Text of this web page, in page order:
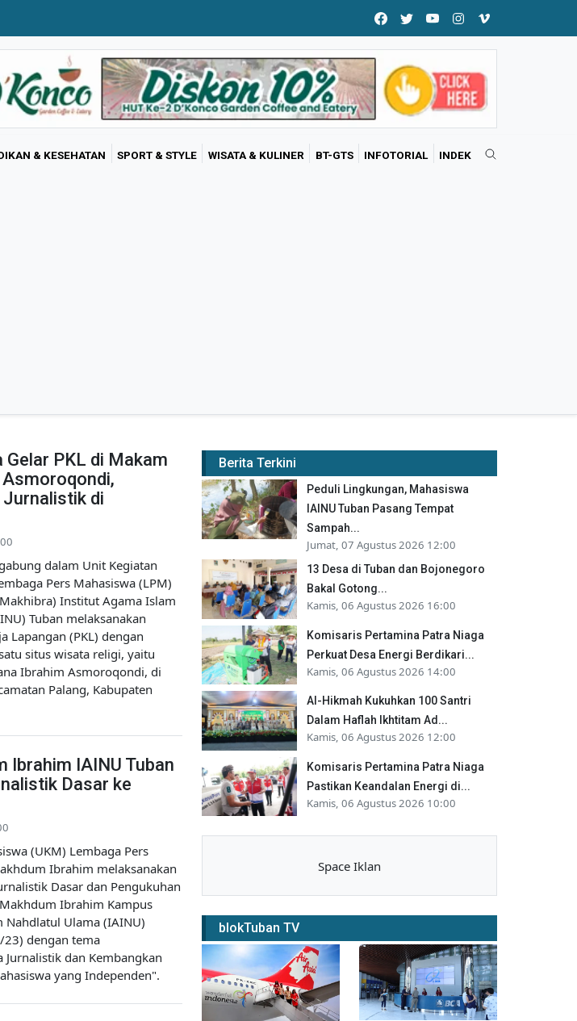
& KESEHATAN SPORT & STYLE WISATA & KULINER BT-GTS INFOTORIAL INDEK
PKL di Makam
Jurnalistik di
dalam Unit Kegiatan
Pers Mahasiswa (LPM)
Institut Agama Islam
Tuban melaksanakan
Lapangan (PKL) dengan
situs wisata religi, yaitu
Ibrahim Asmoroqondi, di
Palang, Kabupaten
Ibrahim IAINU Tuban
Dasar ke
(UKM) Lembaga Pers
Ibrahim melaksanakan
Dasar dan Pengukuhan
Ibrahim Kampus
Ulama (IAINU)
23) dengan tema
Jurnalistik dan Kembangkan
yang Independen".
Berita Terkini
Peduli Lingkungan, Mahasiswa
IAINU Tuban Pasang Tempat
Sampah...
Jumat, 07 Agustus 2026 12:00
13 Desa di Tuban dan Bojonegoro
Bakal Gotong...
Kamis, 06 Agustus 2026 16:00
Komisaris Pertamina Patra Niaga
Perkuat Desa Energi Berdikari...
Kamis, 06 Agustus 2026 14:00
Al-Hikmah Kukuhkan 100 Santri
Dalam Haflah Ikhtitam Ad...
Kamis, 06 Agustus 2026 12:00
Komisaris Pertamina Patra Niaga
Pastikan Keandalan Energi di...
Kamis, 06 Agustus 2026 10:00
Space Iklan
blokTuban TV